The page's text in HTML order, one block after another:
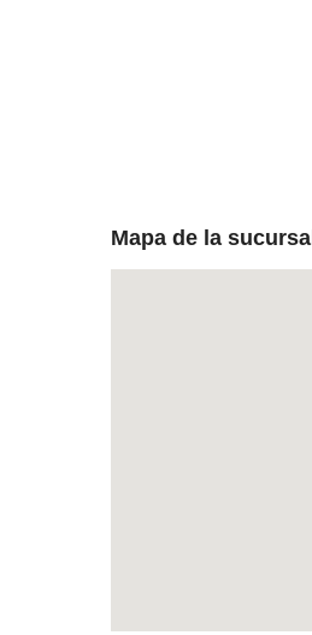
Mapa de la sucursal